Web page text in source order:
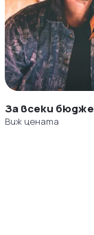
За всеки
Виж цената